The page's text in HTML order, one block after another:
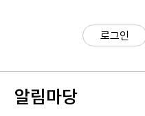
로그인
알림마당